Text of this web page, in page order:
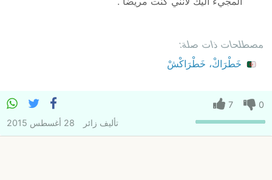
مصطلحات ذات صلة:
خَطْرَاكْ، خَطْرَاكْشْ
0
7
تأليف زائر 28 أغسطس 2015